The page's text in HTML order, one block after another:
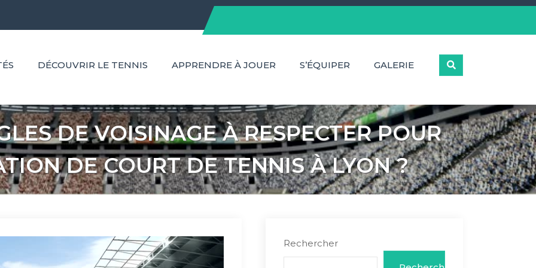
DÉCOUVRIR LE TENNIS APPRENDRE À JOUER S’ÉQUIPER GALERIE
DE VOISINAGE À RESPECTER POUR
DE COURT DE TENNIS À LYON ?
Rechercher